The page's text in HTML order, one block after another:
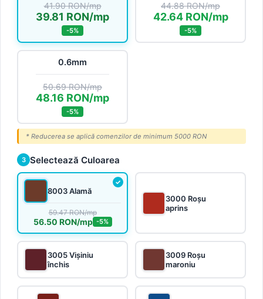
41.90 RON/mp
39.81 RON/mp
-5%
44.88 RON/mp
42.64 RON/mp
-5%
0.6mm
50.69 RON/mp
48.16 RON/mp
-5%
* Reducerea se aplică comenzilor de minimum 5000 RON
3 Selectează Culoarea
8003 Alamă
59.47 RON/mp
56.50 RON/mp -5%
3000 Roșu
aprins
3005 Vișiniu
închis
3009 Roșu
maroniu